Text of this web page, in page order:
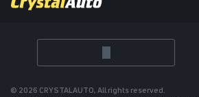
© 2026 CRYSTALAUTO, All rights reserved.